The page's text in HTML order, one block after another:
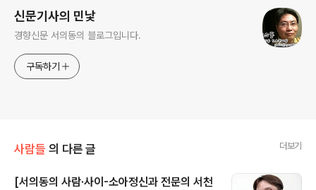
신문기사의 민낯
경향신문 서의동의 블로그입니다.
구독하기
사람들 의 다른 글 더보기
[서의동의 사람·사이-소아정신과 전문의 서천